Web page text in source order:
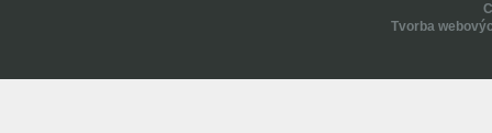
Tvorba